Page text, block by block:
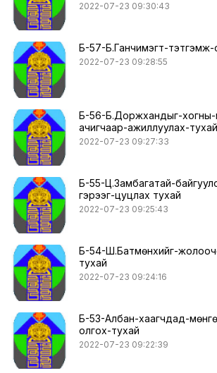
2022-07-23 09:30:43
Б-57-Б.Ганчимэгт-тэтгэмж-
2022-07-23 09:28:55
Б-56-Б.Доржхандыг-
ачигчаар-ажиллуулах-тухай
2022-07-23 09:27:33
Б-55-Ц.Замбагатай-
гэрээг-цуцлах тухай
2022-07-23 09:25:43
Б-54-Ш.Батмөнхийг-
тухай
2022-07-23 09:24:16
Б-53-Албан-хаагчдад-
олгох-тухай
2022-07-23 09:22:39